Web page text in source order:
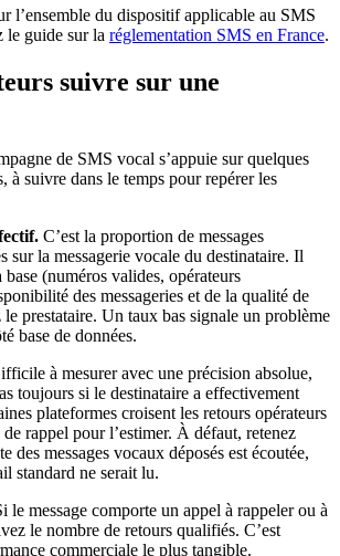
l’ensemble du dispositif applicable au SMS
le guide sur la réglementation SMS en France.
suivre sur une
de SMS vocal s’appuie sur quelques
à suivre dans le temps pour repérer les
C’est la proportion de messages
sur la messagerie vocale du destinataire. Il
base (numéros valides, opérateurs
des messageries et de la qualité de
le prestataire. Un taux bas signale un problème
base de données.
à mesurer avec une précision absolue,
toujours si le destinataire a effectivement
plateformes croisent les retours opérateurs
rappel pour l’estimer. À défaut, retenez
des messages vocaux déposés est écoutée,
standard ne serait lu.
le message comporte un appel à rappeler ou à
le nombre de retours qualifiés. C’est
commerciale le plus tangible.